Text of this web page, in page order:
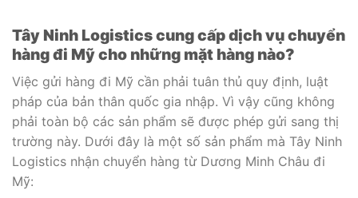
Tây Ninh Logistics cung cấp dịch vụ chuyển
hàng đi Mỹ cho những mặt hàng nào?
Việc gửi hàng đi Mỹ cần phải tuân thủ quy định, luật
pháp của bản thân quốc gia nhập. Vì vậy cũng không
phải toàn bộ các sản phẩm sẽ được phép gửi sang thị
trường này. Dưới đây là một số sản phẩm mà Tây Ninh
Logistics nhận chuyển hàng từ Dương Minh Châu đi
Mỹ: